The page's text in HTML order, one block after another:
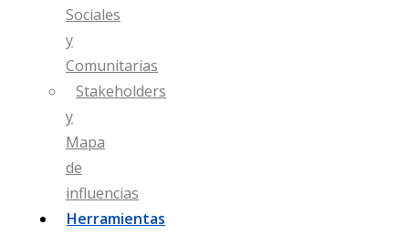
Sociales
y
Comunitarias
Stakeholders
y
Mapa
de
influencias
Herramientas